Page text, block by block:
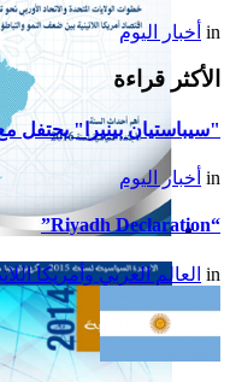
تقرير أمريكا
2015
in أخبار اليوم
الأكثر قراءة
"سيباستيان بينيرا" يحتفل
in أخبار اليوم
“Riyadh Declaration”
in العالم العربي وأمريكا